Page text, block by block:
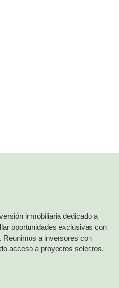
inmobiliaria dedicado a
oportunidades exclusivas con
Reunimos a inversores con
acceso a proyectos selectos.